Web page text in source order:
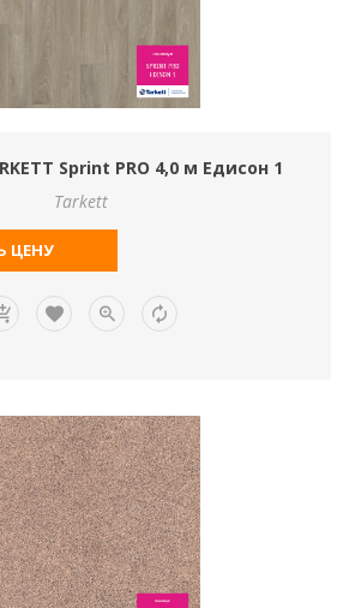
Sprint PRO 4,0 м Едисон 1
Tarkett
ЦЕНУ